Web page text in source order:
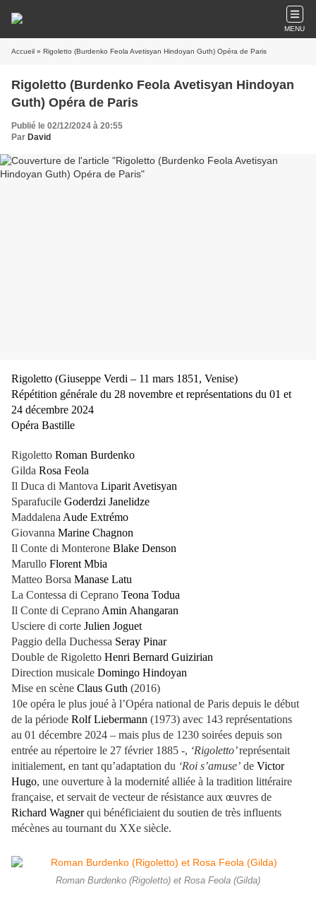
MENU
Accueil » Rigoletto (Burdenko Feola Avetisyan Hindoyan Guth) Opéra de Paris
Rigoletto (Burdenko Feola Avetisyan Hindoyan
Guth) Opéra de Paris
Publié le 02/12/2024 à 20:55
Par David
Rigoletto (Giuseppe Verdi – 11 mars 1851, Venise)
Répétition générale du 28 novembre et représentations du 01 et
24 décembre 2024
Opéra Bastille
Rigoletto Roman Burdenko
Gilda Rosa Feola
Il Duca di Mantova Liparit Avetisyan
Sparafucile Goderdzi Janelidze
Maddalena Aude Extrémo
Giovanna Marine Chagnon
Il Conte di Monterone Blake Denson
Marullo Florent Mbia
Matteo Borsa Manase Latu
La Contessa di Ceprano Teona Todua
Il Conte di Ceprano Amin Ahangaran
Usciere di corte Julien Joguet
Paggio della Duchessa Seray Pinar
Double de Rigoletto Henri Bernard Guizirian
Direction musicale Domingo Hindoyan
Mise en scène Claus Guth (2016)
10e opéra le plus joué à l’Opéra national de Paris depuis le début
de la période Rolf Liebermann (1973) avec 143 représentations
au 01 décembre 2024 – mais plus de 1230 soirées depuis son
entrée au répertoire le 27 février 1885 -, ‘Rigoletto’représentait
initialement, en tant qu’adaptation du ‘Roi s’amuse’ de Victor
Hugo, une ouverture à la modernité alliée à la tradition littéraire
française, et servait de vecteur de résistance aux œuvres de
Richard Wagnerqui bénéficiaient du soutien de très influents
mécènes au tournant du XXe siècle.
Roman Burdenko (Rigoletto) et Rosa Feola (Gilda)